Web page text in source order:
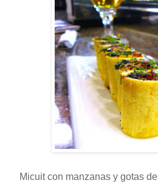
Micuit con manzanas y gotas